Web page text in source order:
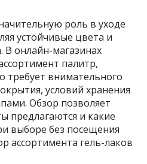
роль в уходе
устойчивые цвета и
В онлайн-магазинах
палитр,
требует внимательного
условий хранения
Обзор позволяет
предлагаются и какие
выборе без посещения
ассортимента гель-лаков